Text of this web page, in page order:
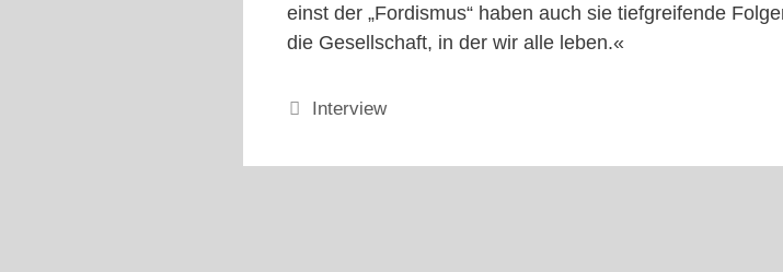
einst der „Fordismus“ haben auch sie tiefgreifende
die Gesellschaft, in der wir alle leben.«
Kategorien
Interview